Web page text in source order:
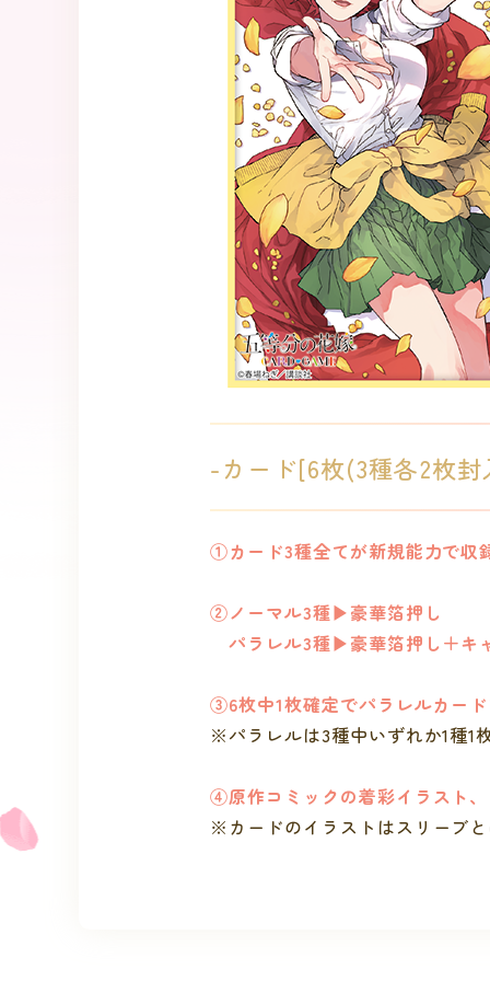
-カード[6枚(3種各2枚
①カード3種全てが新規能力で収
②ノーマル3種▶︎豪華箔押し
パラレル3種▶︎豪華箔押し＋キ
③6枚中1枚確定でパラレルカー
※パラレルは3種中いずれか1種1
④原作コミックの着彩イラスト
※カードのイラストはスリーブ